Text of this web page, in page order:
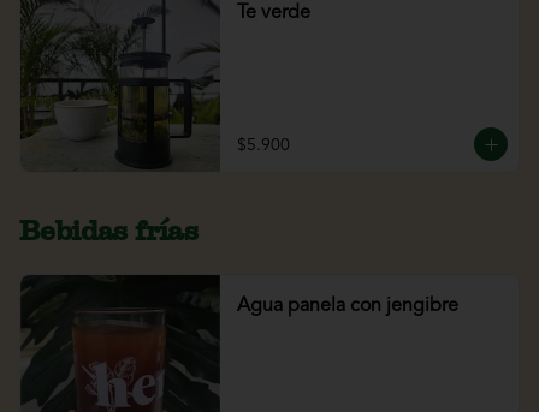
Te verde
$5.900
Bebidas frías
Agua panela con jengibre